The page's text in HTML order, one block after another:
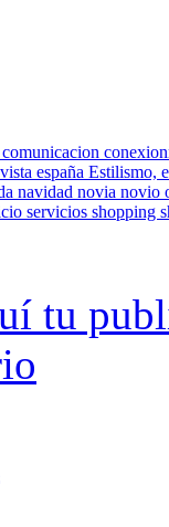
comunicacion
españa Estilismo,
navidad novia novio
servicios shopping
tu